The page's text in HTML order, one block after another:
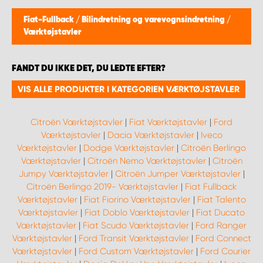
Fiat-Fullback / Bilindretning og varevognsindretning /
Værktøjstavler
FANDT DU IKKE DET, DU LEDTE EFTER?
VIS ALLE PRODUKTER I KATEGORIEN VÆRKTØJSTAVLER
Citroën Værktøjstavler | Fiat Værktøjstavler | Ford
Værktøjstavler| Dacia Værktøjstavler| Iveco
Værktøjstavler | Dodge Værktøjstavler | Citroën Berlingo
Værktøjstavler| Citroën Nemo Værktøjstavler| Citroën
Jumpy Værktøjstavler| Citroën Jumper Værktøjstavler|
Citroën Berlingo 2019- Værktøjstavler | Fiat Fullback
Værktøjstavler| Fiat Fiorino Værktøjstavler| Fiat Talento
Værktøjstavler | Fiat Doblo Værktøjstavler | Fiat Ducato
Værktøjstavler | Fiat Scudo Værktøjstavler | Ford Ranger
Værktøjstavler| Ford Transit Værktøjstavler| Ford Connect
Værktøjstavler | Ford Custom Værktøjstavler | Ford Courier